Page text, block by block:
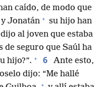
caído, de modo que
y Jonatán + su hijo han
al joven que estaba
de seguro que Saúl ha
hijo?”. + 6
Ante esto,
dijo: “Me hallé
+